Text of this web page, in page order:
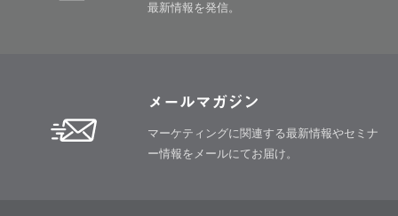
最新情報を発信。
メールマガジン
マーケティングに関連する最新情報やセミナ
ー情報をメールにてお届け。